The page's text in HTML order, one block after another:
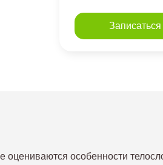
Записаться
оцениваются особенности